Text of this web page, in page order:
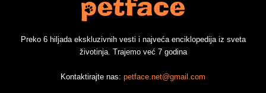
Preko 6 hiljada ekskluzivnih vesti i najveća enciklopedija iz sveta
životinja. Trajemo već 7 godina
Kontaktirajte nas: petface.net@gmail.com